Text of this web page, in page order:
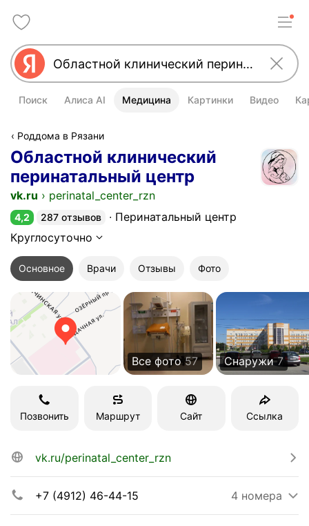
Поиск Алиса AI Медицина Картинки Видео
Роддома в Рязани
Областной клинический
перинатальный центр
vk.ru › perinatal_center_rzn
Рейтинг 4,2 из 5
4,2 287 отзывов
Перинатальный центр
Круглосуточно
Основное Врачи Отзывы Фото
Все фото57 Снаружи7
Позвонить Маршрут Сайт Ссылка
vk.ru/perinatal_center_rzn
+7 (4912) 46-44-15 4 номера